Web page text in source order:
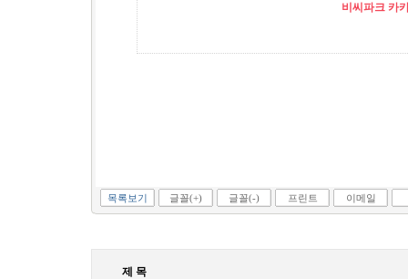
비씨파크 카
목록보기 글꼴(+) 글꼴(-) 프린트 이메일
제 목